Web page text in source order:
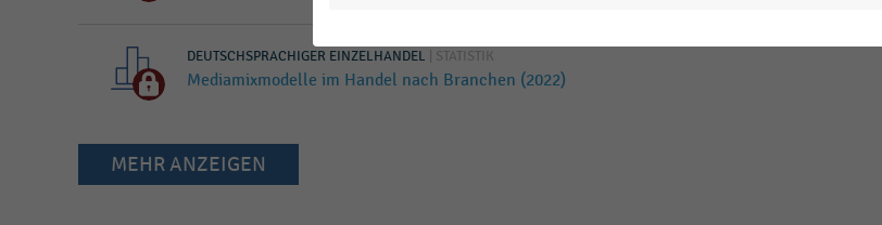
DEUTSCHSPRACHIGER EINZELHANDEL STATISTIK
Mediamixmodelle im Handel nach Branchen (2022)
MEHR ANZEIGEN